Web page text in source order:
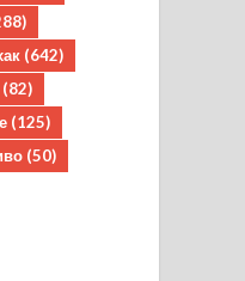
(642)
(82)
(125)
(50)